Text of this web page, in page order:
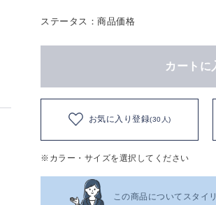
ステータス：商品価格
カートに
お気に入り登録(30人)
※カラー・サイズを選択してください
この商品についてスタイ